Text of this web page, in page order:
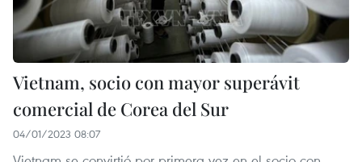
Vietnam, socio con mayor superávit
comercial de Corea del Sur
04/01/2023 08:07